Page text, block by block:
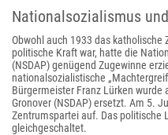
Nationalsozialismus
Obwohl auch 1933 das katholische
politische Kraft war, hatte die
(NSDAP) genügend Zugewinne
nationalsozialistische
Bürgermeister Franz Lürken
Gronover (NSDAP) ersetzt. Am 5.
Zentrumspartei auf. Das politische
gleichgeschaltet.